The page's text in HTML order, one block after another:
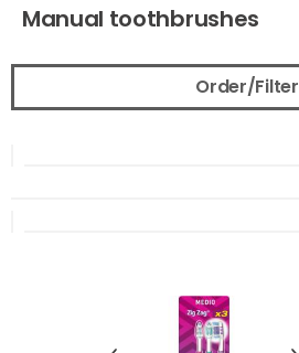
Manual toothbrushes
Order/Filter